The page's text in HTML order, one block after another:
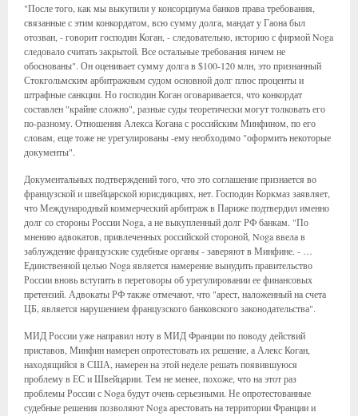
"После того, как мы выкупили у консорциума банков права требования,
связанные с этим конкордатом, всю сумму долга, мандат у Гаона был
отозван, - говорит господин Коган, - следовательно, историю с фирмой Noga
следовало считать закрытой. Все остальные требования ничем не
обоснованы". Он оценивает сумму долга в $100-120 млн, это признанный
Стокгольмским арбитражным судом основной долг плюс проценты и
штрафные санкции. Но господин Коган оговаривается, что конкордат
составлен "крайне сложно", разные суды теоретически могут толковать его
по-разному. Отношения Алекса Когана с российским Минфином, по его
словам, еще тоже не урегулированы -ему необходимо "оформить некоторые
документы".
Документальных подтверждений того, что это соглашение признается во
французской и швейцарской юрисдикциях, нет. Господин Коркмаз заявляет,
что Международный коммерческий арбитраж в Париже подтвердил именно
долг со стороны России Noga, а не выкупленный долг РФ банкам. "По
мнению адвокатов, привлеченных российской стороной, Noga ввела в
заблуждение французские судебные органы - заверяют в Минфине. - …
Единственной целью Noga является намерение вынудить правительство
России вновь вступить в переговоры об урегулировании ее финансовых
претензий. Адвокаты РФ также отмечают, что "арест, наложенный на счета
ЦБ, является нарушением французского банковского законодательства".
МИД России уже направил ноту в МИД Франции по поводу действий
приставов, Минфин намерен опротестовать их решение, а Алекс Коган,
находящийся в США, намерен на этой неделе решать появившуюся
проблему в ЕС и Швейцарии. Тем не менее, похоже, что на этот раз
проблемы России с Noga будут очень серьезными. Не опротестованные
судебные решения позволяют Noga арестовать на территории Франции и